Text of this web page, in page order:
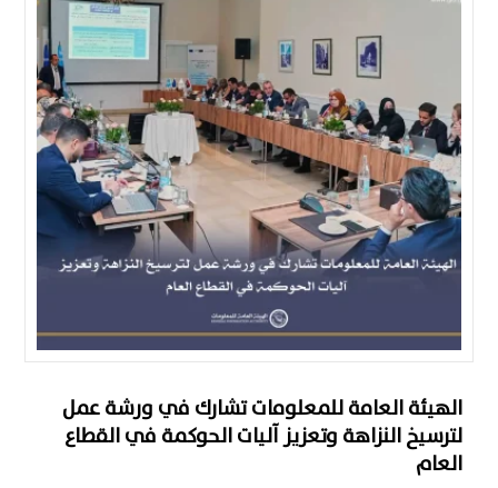
الهيئة العامة للمعلومات تشارك في ورشة عمل
لترسيخ النزاهة وتعزيز آليات الحوكمة في القطاع
العام